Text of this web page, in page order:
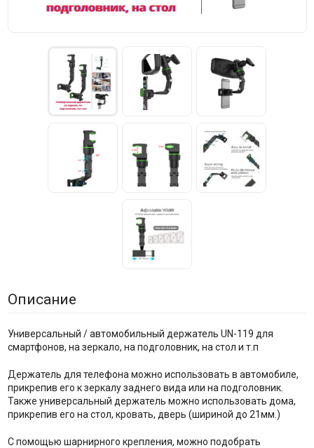
Описание
Универсальный / автомобильный держатель UN-119 для
смартфонов, на зеркало, на подголовник, на стол и т.п
Держатель для телефона можно использовать в автомобиле,
прикрепив его к зеркалу заднего вида или на подголовник.
Также универсальный держатель можно использовать дома,
прикрепив его на стол, кровать, дверь (шириной до 21мм.)
С помощью шарнирного крепления, можно подобрать